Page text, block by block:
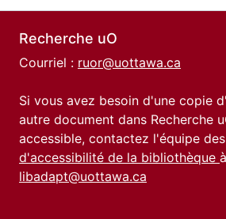
Recherche uO
Courriel : ruor@uottawa.ca
Si vous avez besoin d'une copie
autre document dans Recherche
accessible, contactez l'équipe des
d'accessibilité de la bibliothèque
libadapt@uottawa.ca